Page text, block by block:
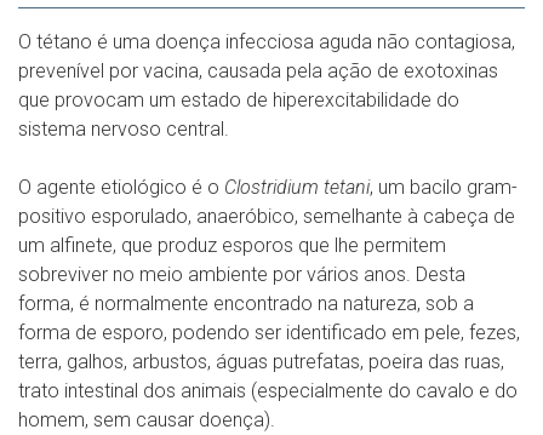
O tétano é uma doença infecciosa aguda não contagiosa,
prevenível por vacina, causada pela ação de exotoxinas
que provocam um estado de hiperexcitabilidade do
sistema nervoso central.
O agente etiológico é o Clostridium tetani, um bacilo gram-
positivo esporulado, anaeróbico, semelhante à cabeça de
um alfinete, que produz esporos que lhe permitem
sobreviver no meio ambiente por vários anos. Desta
forma, é normalmente encontrado na natureza, sob a
forma de esporo, podendo ser identificado em pele, fezes,
terra, galhos, arbustos, águas putrefatas, poeira das ruas,
trato intestinal dos animais (especialmente do cavalo e do
homem, sem causar doença).